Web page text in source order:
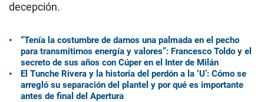
decepción.
“Tenía la costumbre de darnos una palmada en el pecho
para transmitirnos energía y valores”: Francesco Toldo y el
secreto de sus años con Cúper en el Inter de Milán
El Tunche Rivera y la historia del perdón a la ‘U’: Cómo se
arregló su separación del plantel y por qué es importante
antes de final del Apertura